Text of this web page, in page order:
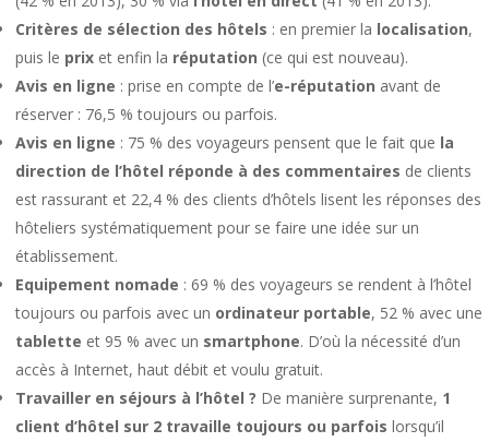
Critères de sélection des hôtels : en premier la localisation,
puis le prix et enfin la réputation (ce qui est nouveau).
Avis en ligne : prise en compte de l’e-réputation avant de
réserver : 76,5 % toujours ou parfois.
Avis en ligne : 75 % des voyageurs pensent que le fait que la
direction de l’hôtel réponde à des commentaires de clients
est rassurant et 22,4 % des clients d’hôtels lisent les réponses des
hôteliers systématiquement pour se faire une idée sur un
établissement.
Equipement nomade : 69 % des voyageurs se rendent à l’hôtel
toujours ou parfois avec un ordinateur portable, 52 % avec une
tablette et 95 % avec un smartphone. D’où la nécessité d’un
accès à Internet, haut débit et voulu gratuit.
Travailler en séjours à l’hôtel ? De manière surprenante, 1
client d’hôtel sur 2 travaille toujours ou parfois lorsqu’il